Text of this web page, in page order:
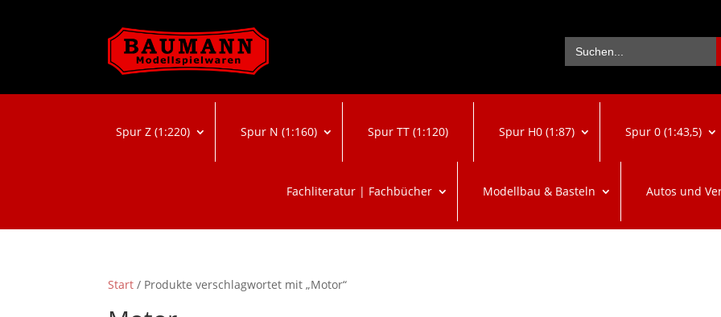
Search
for:
Spur Z (1:220) Spur N (1:160) Spur TT (1:120) Spur H0 (1:87) Spur 0 (1:43,5)
Fachliteratur | Fachbücher Modellbau & Basteln Autos und
Start / Produkte verschlagwortet mit „Motor“